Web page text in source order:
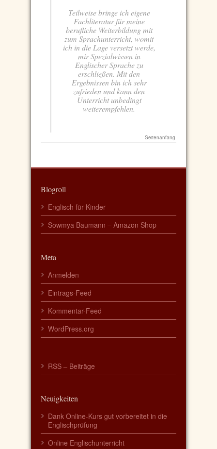
Teilweise bringe ich eigene
Fachliteratur für meine
berufliche Weiterbildung mit
zum Sprachunterricht, womit
ich in die Lage versetzt werde,
mir Spezialwissen in
Englischer Sprache zu
erschließen. Mit den
Ergebnissen bin ich sehr
zufrieden und kann den
Unterricht unbedingt
weiterempfehlen.
Seitenanfang
Blogroll
Englisch für Kinder
Sowmya Baumann – Amazon Shop
Meta
Anmelden
Eintrags-Feed
Kommentar-Feed
WordPress.org
RSS – Beiträge
Neuigkeiten
Dank Online-Kurs gut vorbereitet in die
Englischprüfung
Online Englischunterricht